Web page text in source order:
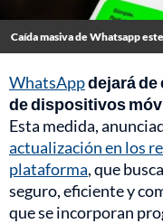
Caída masiva de Whatsapp
WhatsAppdejará de
de dispositivos
Esta medida,
actualización en los
plataforma, que
seguro, eficiente y
que se incorporan